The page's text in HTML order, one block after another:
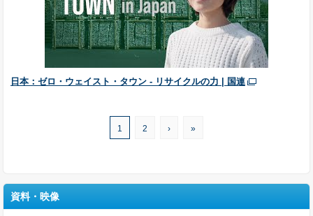
日本：ゼロ・ウェイスト・タウン - リサイクルの力 | 国連
1 2 › »
資料・映像